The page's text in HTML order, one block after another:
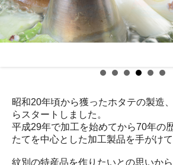
昭和20年頃から獲ったホタテの製造
らスタートしました。
平成29年で加工を始めてから70年の
たてを中心とした加工製品を手がけて
紋別の特産品を作りたいとの思いから